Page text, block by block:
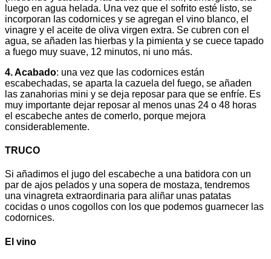
luego en agua helada. Una vez que el sofrito esté listo, se
incorporan las codornices y se agregan el vino blanco, el
vinagre y el aceite de oliva virgen extra. Se cubren con el
agua, se añaden las hierbas y la pimienta y se cuece tapado
a fuego muy suave, 12 minutos, ni uno más.
4. Acabado: una vez que las codornices están
escabechadas, se aparta la cazuela del fuego, se añaden
las zanahorias mini y se deja reposar para que se enfríe. Es
muy importante dejar reposar al menos unas 24 o 48 horas
el escabeche antes de comerlo, porque mejora
considerablemente.
TRUCO
Si añadimos el jugo del escabeche a una batidora con un
par de ajos pelados y una sopera de mostaza, tendremos
una vinagreta extraordinaria para aliñar unas patatas
cocidas o unos cogollos con los que podemos guarnecer las
codornices.
El vino